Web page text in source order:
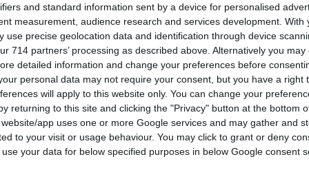
and standard information sent by a device for personalised
measurement, audience research and services development. With
use precise geolocation data and identification through device
714 partners’ processing as described above. Alternatively you
detailed information and change your preferences before
personal data may not require your consent, but you have a right
will apply to this website only. You can change your
returning to this site and clicking the "Privacy" button at the bottom
app uses one or more Google services and may gather and
to your visit or usage behaviour. You may click to grant or deny
your data for below specified purposes in below Google consent
AkorMerkezi.com'da yayınlanmıştır.
En